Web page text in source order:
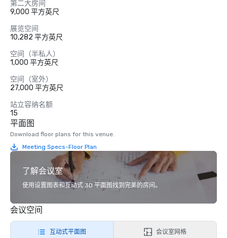
第二大房间
9,000 平方英尺
展览空间
10,282 平方英尺
空间（半私人）
1,000 平方英尺
空间（室外）
27,000 平方英尺
站立容纳名额
15
平面图
Download floor plans for this venue.
Meeting Specs-Floor Plan
了解会议室
使用设置图表和互动式 3D 平面图找到完美的房间。
会议空间
互动式平面图 会议室网格